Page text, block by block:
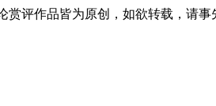
评作品皆为原创，如欲转载，请事